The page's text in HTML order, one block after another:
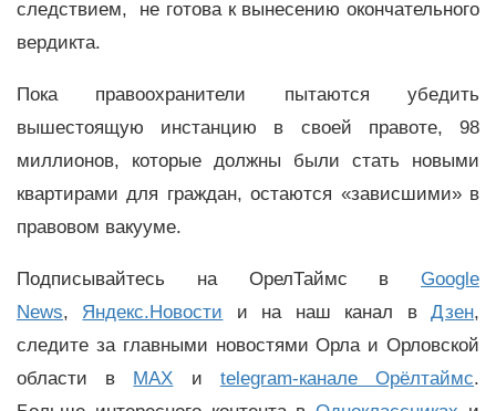
следствием, не готова к вынесению окончательного
вердикта.
Пока правоохранители пытаются убедить
вышестоящую инстанцию в своей правоте, 98
миллионов, которые должны были стать новыми
квартирами для граждан, остаются «зависшими» в
правовом вакууме.
Подписывайтесь на ОрелТаймс в Google
News, Яндекс.Новости и на наш канал вДзен,
следите за главными новостями Орла и Орловской
области в MAX и telegram-канале Орёлтаймс.